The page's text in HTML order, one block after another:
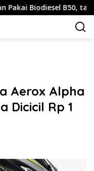
Biodiesel B50, tapi Ada
Aerox Alpha
Dicicil Rp 1